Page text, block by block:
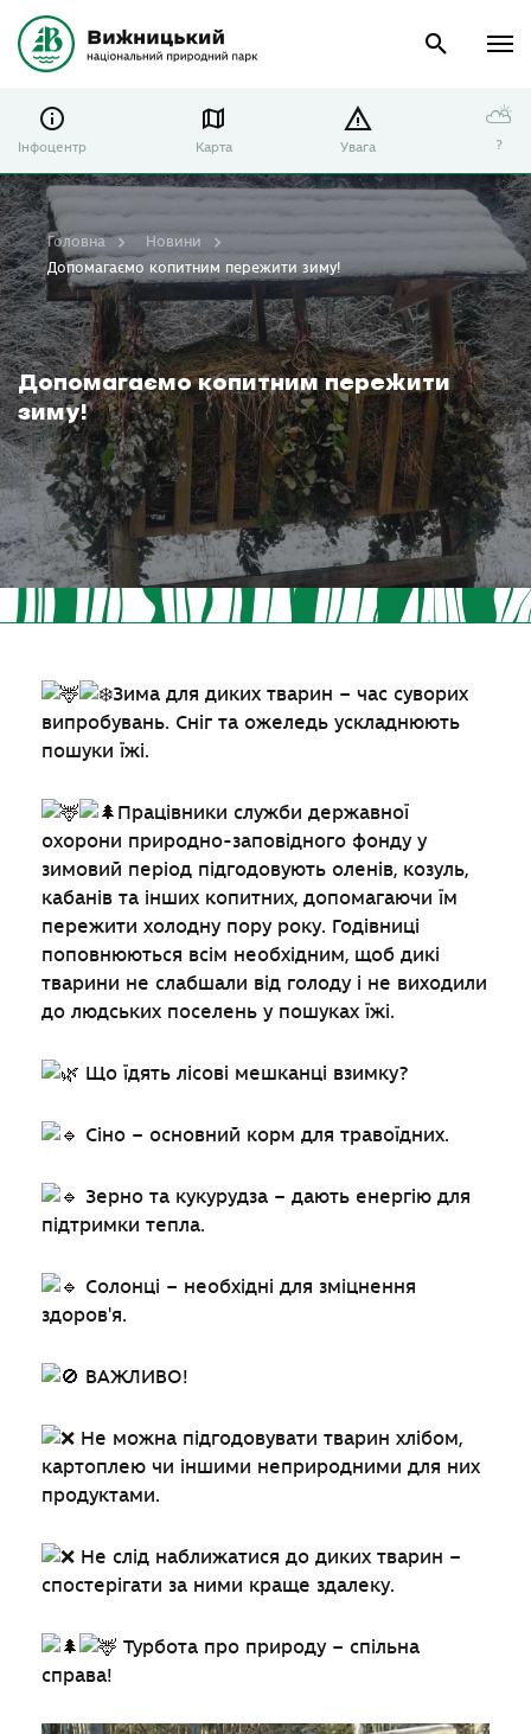
Інфоцентр Карта Увага
⛅
?
Допомагаємо копитним пережити
зиму!
Головна
Новини
Допомагаємо копитним пережити зиму!
Зима для диких тварин – час суворих
випробувань. Сніг та ожеледь ускладнюють
пошуки їжі.
Працівники служби державної
охорони природно-заповідного фонду у
зимовий період підгодовують оленів, козуль,
кабанів та інших копитних, допомагаючи їм
пережити холодну пору року. Годівниці
поповнюються всім необхідним, щоб дикі
тварини не слабшали від голоду і не виходили
до людських поселень у пошуках їжі.
Що їдять лісові мешканці взимку?
Сіно – основний корм для травоїдних.
Зерно та кукурудза – дають енергію для
підтримки тепла.
Солонці – необхідні для зміцнення
здоров'я.
ВАЖЛИВО!
Не можна підгодовувати тварин хлібом,
картоплею чи іншими неприродними для них
продуктами.
Не слід наближатися до диких тварин –
спостерігати за ними краще здалеку.
Турбота про природу – спільна
справа!